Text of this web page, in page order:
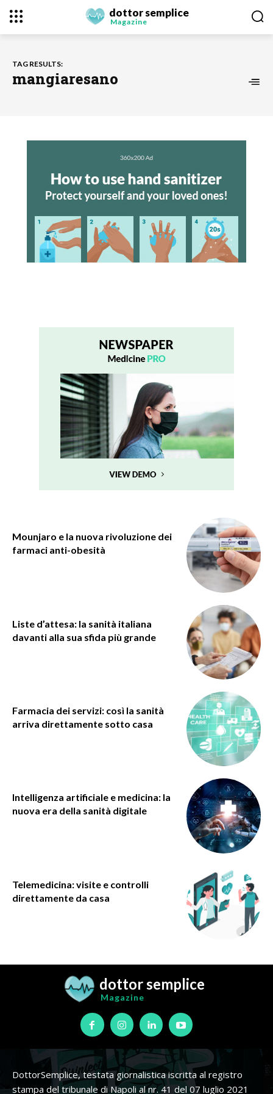
dottor semplice
Magazine
TAG RESULTS:
mangiaresano
Mounjaro e la nuova rivoluzione dei
farmaci anti-obesità
Liste d’attesa: la sanità italiana
davanti alla sua sfida più grande
Farmacia dei servizi: così la sanità
arriva direttamente sotto casa
Intelligenza artificiale e medicina: la
nuova era della sanità digitale
Telemedicina: visite e controlli
direttamente da casa
dottor semplice
Magazine
DottorSemplice, testata giornalistica iscritta al registro
stampa del tribunale di Napoli al nr. 41 del 07 luglio 2021